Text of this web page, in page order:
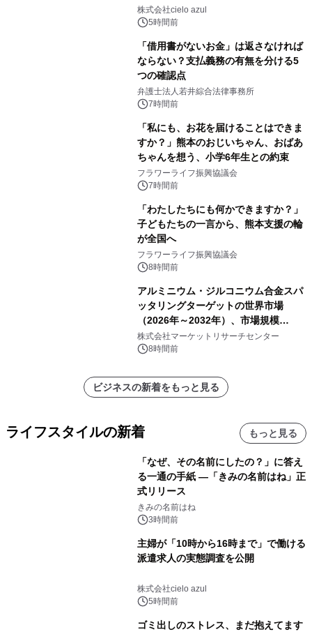
株式会社cielo azul
5時間前
「借用書がないお金」は返さなければ
ならない？支払義務の有無を分ける5
つの確認点
弁護士法人若井綜合法律事務所
7時間前
「私にも、お花を届けることはできま
すか？」熊本のおじいちゃん、おばあ
ちゃんを想う、小学6年生との約束
フラワーライフ振興協議会
7時間前
「わたしたちにも何かできますか？」
子どもたちの一言から、熊本支援の輪
が全国へ
フラワーライフ振興協議会
8時間前
アルミニウム・ジルコニウム合金スパ
ッタリングターゲットの世界市場
（2026年～2032年）、市場規模
（0.995、0.999、その他）・分析レポ
ートを発表
株式会社マーケットリサーチセンター
8時間前
ビジネスの新着をもっと見る
ライフスタイルの新着 もっと見る
「なぜ、その名前にしたの？」に答え
る一通の手紙 ―「きみの名前はね」正
式リリース
きみの名前はね
3時間前
主婦が「10時から16時まで」で働ける
派遣求人の実態調査を公開
株式会社cielo azul
5時間前
ゴミ出しのストレス、まだ抱えてます